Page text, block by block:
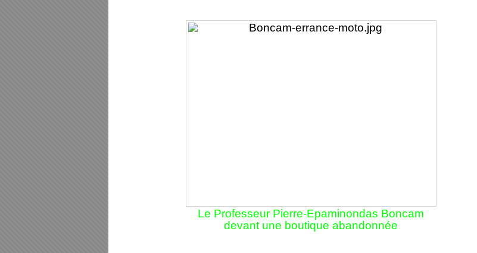
Le Professeur Pierre-Epaminondas Boncam
devant une boutique abandonnée